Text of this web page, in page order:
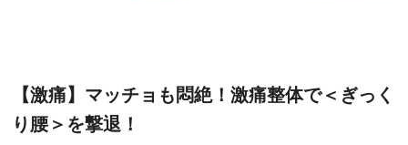
【激痛】マッチョも悶絶！激痛整体で＜ぎっく
り腰＞を撃退！